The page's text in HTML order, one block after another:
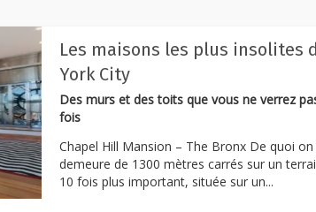
Les maisons les plus insolites
York City
Des murs et des toits que vous ne verrez
fois
Chapel Hill Mansion – The Bronx De quoi on
demeure de 1300 mètres carrés sur un
10 fois plus important, située sur un...